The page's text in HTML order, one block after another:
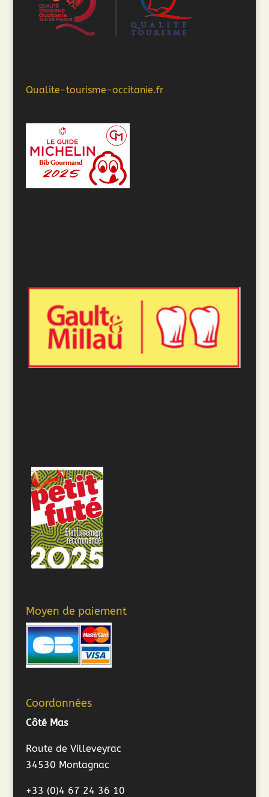
Qualite-tourisme-occitanie.fr
Moyen de paiement
Coordonnées
Côté Mas
Route de Villeveyrac
34530 Montagnac
+33 (0)4 67 24 36 10